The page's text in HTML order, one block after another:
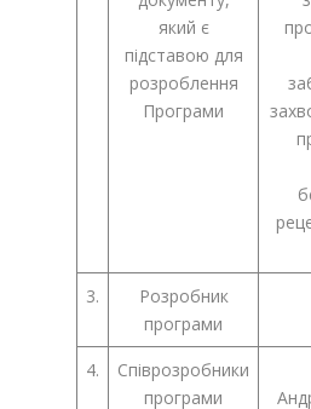
який є
підставою для
розроблення
Програми
3.
Розробник
програми
4.
Співрозробники
програми